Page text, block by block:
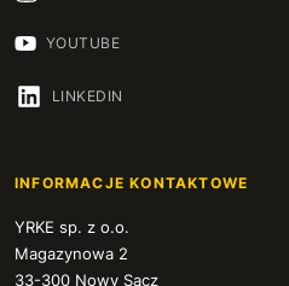
YOUTUBE
LINKEDIN
INFORMACJE KONTAKTOWE
YRKE sp. z o.o.
Magazynowa 2
33-300 Nowy Sącz